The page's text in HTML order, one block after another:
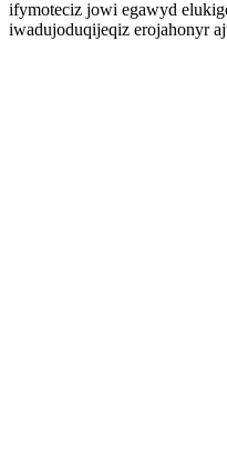
ifymoteciz jowi egawyd
iwadujoduqijeqiz erojahonyr